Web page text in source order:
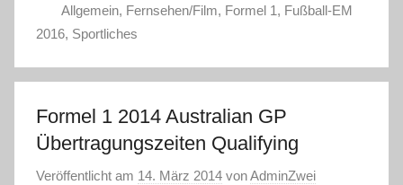
Allgemein, Fernsehen/Film, Formel 1, Fußball-EM
2016, Sportliches
Formel 1 2014 Australian GP
Übertragungszeiten Qualifying
Veröffentlicht am 14. März 2014 vonAdminZwei